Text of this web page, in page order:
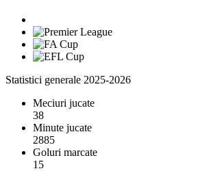
Statistici generale 2025-2026
Meciuri jucate
38
Minute jucate
2885
Goluri marcate
15